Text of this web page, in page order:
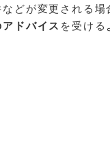
どが変更される場
ドバイス を受ける